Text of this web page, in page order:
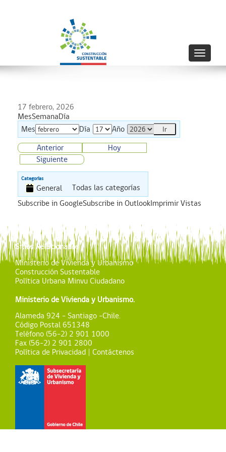
Toggle
17 febrero, 2026
MesSemanaDía
Mes
Día
Año
Anterior
Hoy
Siguiente
Categorías
General
Todas las categorías
Subscribe in GoogleSubscribe in OutlookImprimir Vistas
Sitios Relacionados :
Ministerio de Vivienda y Urbanismo
Construcción Sustentable
Política Urbana Minvu Ciudadano
Ministerio de Vivienda y Urbanismo.
Alameda 924 - Santiago -Chile.
Código Postal 651348
Teléfono (56-2) 2 901 1000
Fax (56-2) 2 901 2800
Política de Privacidad | Contáctenos